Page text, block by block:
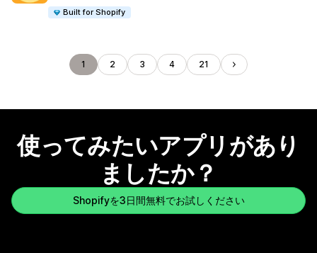
Built for Shopify
1 2 3 4 21
使ってみたいアプリがあり
ましたか？
Shopifyを3日間無料でお試しください